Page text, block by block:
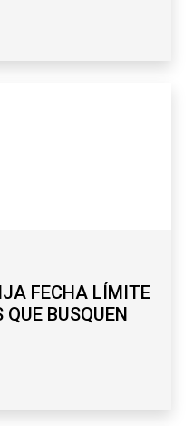
FECHA LÍMITE
BUSQUEN